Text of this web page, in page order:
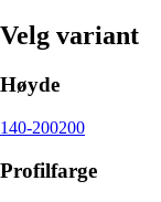
Velg variant
Høyde
140-200200
Profilfarge